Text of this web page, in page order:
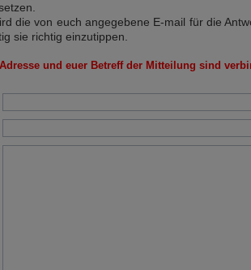
die von euch angegebene E-mail für die
sie richtig einzutippen.
und euer Betreff der Mitteilung sind